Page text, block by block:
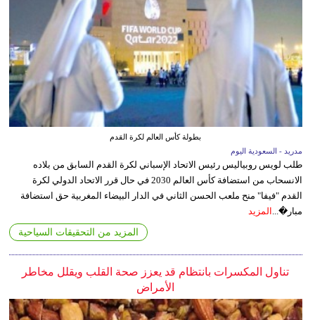
بطولة كأس العالم لكرة القدم
مدريد - السعودية اليوم
طلب لويس روبياليس رئيس الاتحاد الإسباني لكرة القدم السابق من بلاده
الانسحاب من استضافة كأس العالم 2030 في حال قرر الاتحاد الدولي لكرة
القدم "فيفا" منح ملعب الحسن الثاني في الدار البيضاء المغربية حق استضافة
مبار�...
المزيد
المزيد من التحقيقات السياحية
تناول المكسرات بانتظام قد يعزز صحة القلب ويقلل مخاطر
الأمراض